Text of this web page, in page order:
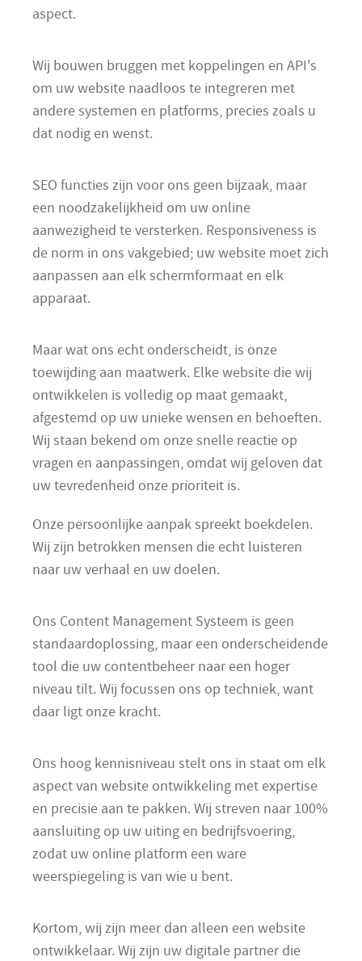
aspect.
Wij bouwen bruggen met koppelingen en API's
om uw website naadloos te integreren met
andere systemen en platforms, precies zoals u
dat nodig en wenst.
SEO functies zijn voor ons geen bijzaak, maar
een noodzakelijkheid om uw online
aanwezigheid te versterken. Responsiveness is
de norm in ons vakgebied; uw website moet zich
aanpassen aan elk schermformaat en elk
apparaat.
Maar wat ons echt onderscheidt, is onze
toewijding aan maatwerk. Elke website die wij
ontwikkelen is volledig op maat gemaakt,
afgestemd op uw unieke wensen en behoeften.
Wij staan bekend om onze snelle reactie op
vragen en aanpassingen, omdat wij geloven dat
uw tevredenheid onze prioriteit is.
Onze persoonlijke aanpak spreekt boekdelen.
Wij zijn betrokken mensen die echt luisteren
naar uw verhaal en uw doelen.
Ons Content Management Systeem is geen
standaardoplossing, maar een onderscheidende
tool die uw contentbeheer naar een hoger
niveau tilt. Wij focussen ons op techniek, want
daar ligt onze kracht.
Ons hoog kennisniveau stelt ons in staat om elk
aspect van website ontwikkeling met expertise
en precisie aan te pakken. Wij streven naar 100%
aansluiting op uw uiting en bedrijfsvoering,
zodat uw online platform een ware
weerspiegeling is van wie u bent.
Kortom, wij zijn meer dan alleen een website
ontwikkelaar. Wij zijn uw digitale partner die